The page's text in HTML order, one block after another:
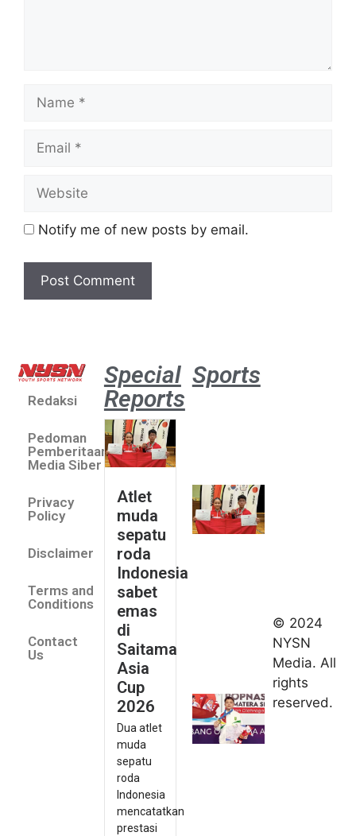
Notify me of new posts by email.
Redaksi
Pedoman
Pemberitaan
Media Siber
Privacy
Policy
Disclaimer
Terms and
Conditions
Contact
Us
Special
Reports
Atlet
muda
sepatu
roda
Indonesia
sabet
emas
di
Saitama
Asia
Cup
2026
Dua atlet
muda
sepatu
roda
Indonesia
mencatatkan
prestasi
Sports
2026
Indonesia
kirim tiga
lifter
muda ke
Kejuaraan
© 2024
NYSN
Media. All
rights
reserved.